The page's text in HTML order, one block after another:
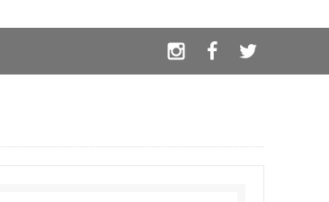
スノーボードSALE一覧